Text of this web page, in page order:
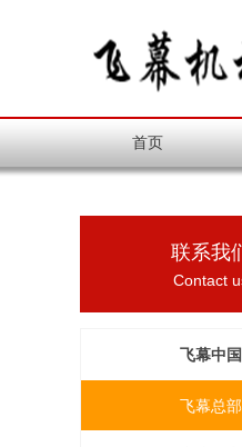
首页
联系我
Contact
飞幕中国
飞幕总部